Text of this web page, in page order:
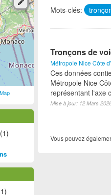
Mots-clés:
Tronçons de
Métropole Nice Côte
Ces données
Métropole Nice
représentant l'axe
Mise à jour: 12 Mars
Vous pouvez